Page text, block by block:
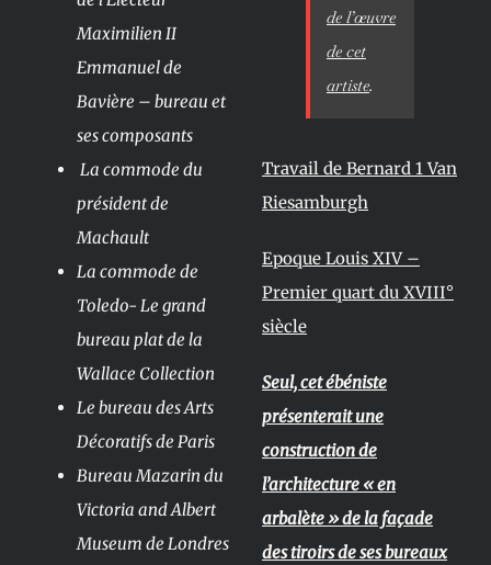
Maximilien II
Emmanuel de
Bavière – bureau et
ses composants
La commode du
président de
Machault
La commode de
Toledo- Le grand
bureau plat de la
Wallace Collection
Le bureau des Arts
Décoratifs de Paris
Bureau Mazarin du
Victoria and Albert
Museum de Londres
de l’œuvre
de cet
artiste.
Travail de Bernard 1 Van
Riesamburgh
Epoque Louis XIV –
Premier quart du XVIII°
siècle
Seul, cet ébéniste
présenterait une
construction de
l’architecture « en
arbalète » de la façade
des tiroirs de ses bureaux